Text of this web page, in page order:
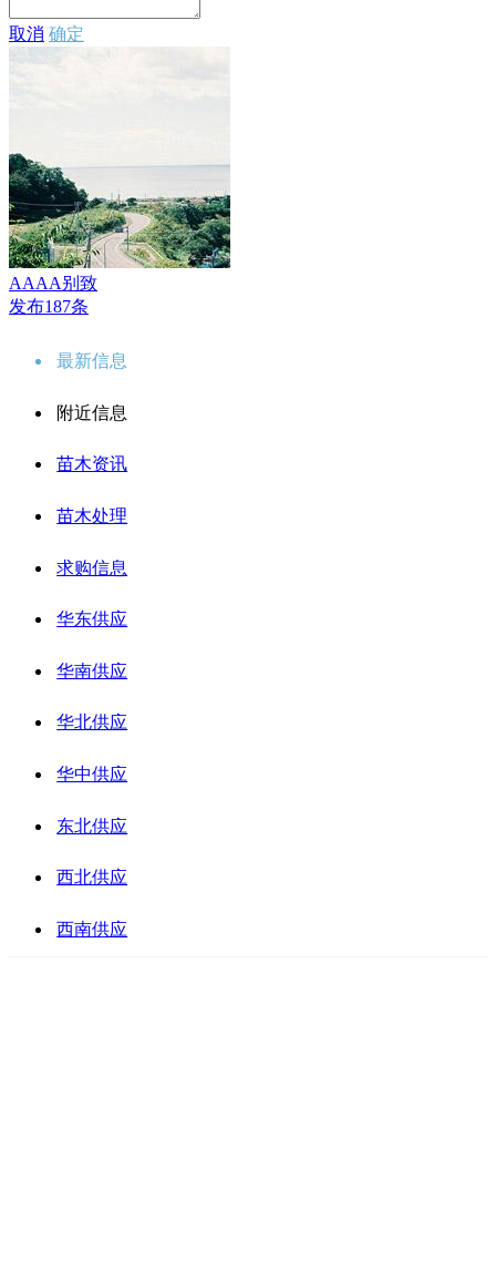
取消 确定
AAAA别致
发布187条
最新信息
附近信息
苗木资讯
苗木处理
求购信息
华东供应
华南供应
华北供应
华中供应
东北供应
西北供应
西南供应